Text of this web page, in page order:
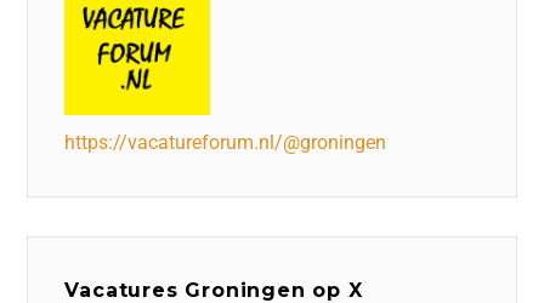
https://vacatureforum.nl/@groningen
Vacatures Groningen op X